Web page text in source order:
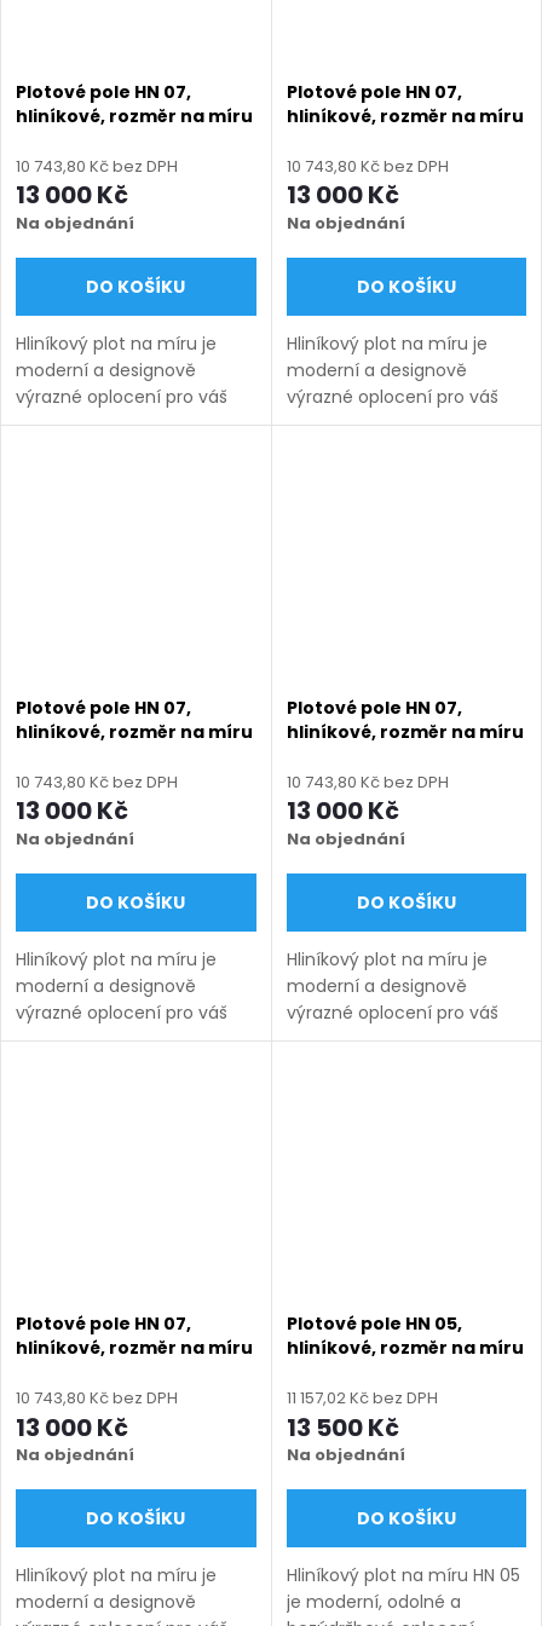
Plotové pole HN 07,
hliníkové, rozměr na míru
výška 710 - 2010 mm),
hnědá RAL 8014 matná
10 743,80 Kč bez DPH
13 000 Kč
Na objednání
DO KOŠÍKU
Hliníkový plot na míru je
moderní a designově
výrazné oplocení pro váš
pozemek. Vyrábíme ho v
Plotové pole HN 07,
hliníkové, rozměr na míru
výška 710 - 2010 mm),
hnědá RAL 8019 matná
10 743,80 Kč bez DPH
13 000 Kč
Na objednání
DO KOŠÍKU
Hliníkový plot na míru je
moderní a designově
výrazné oplocení pro váš
pozemek. Vyrábíme ho v
Plotové pole HN 07,
hliníkové, rozměr na míru
výška 710 - 2010 mm),
modrá RAL 5010 matná
10 743,80 Kč bez DPH
13 000 Kč
Na objednání
DO KOŠÍKU
Hliníkový plot na míru je
moderní a designově
výrazné oplocení pro váš
pozemek. Vyrábíme ho v
Plotové pole HN 07,
hliníkové, rozměr na míru
výška 710 - 2010 mm),
šedá RAL 7030 matná
10 743,80 Kč bez DPH
13 000 Kč
Na objednání
DO KOŠÍKU
Hliníkový plot na míru je
moderní a designově
výrazné oplocení pro váš
pozemek. Vyrábíme ho v
Plotové pole HN 07,
hliníkové, rozměr na míru
výška 710 - 2010 mm),
zelená RAL 6005 matná
10 743,80 Kč bez DPH
13 000 Kč
Na objednání
DO KOŠÍKU
Hliníkový plot na míru je
moderní a designově
Plotové pole HN 05,
hliníkové, rozměr na míru
výška 800 - 2000 mm),
antracit RAL 7016 matná
11 157,02 Kč bez DPH
13 500 Kč
Na objednání
DO KOŠÍKU
Hliníkový plot na míru HN 05
je moderní, odolné a